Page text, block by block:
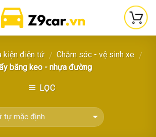
kiện điện tử / Chăm sóc - vệ sinh xe /
băng keo - nhựa đường
LỌC